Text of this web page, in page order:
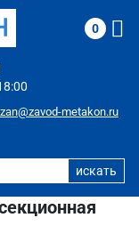
metakon.ru
0